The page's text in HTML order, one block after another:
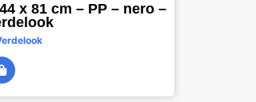
x 81 cm – PP – nero –